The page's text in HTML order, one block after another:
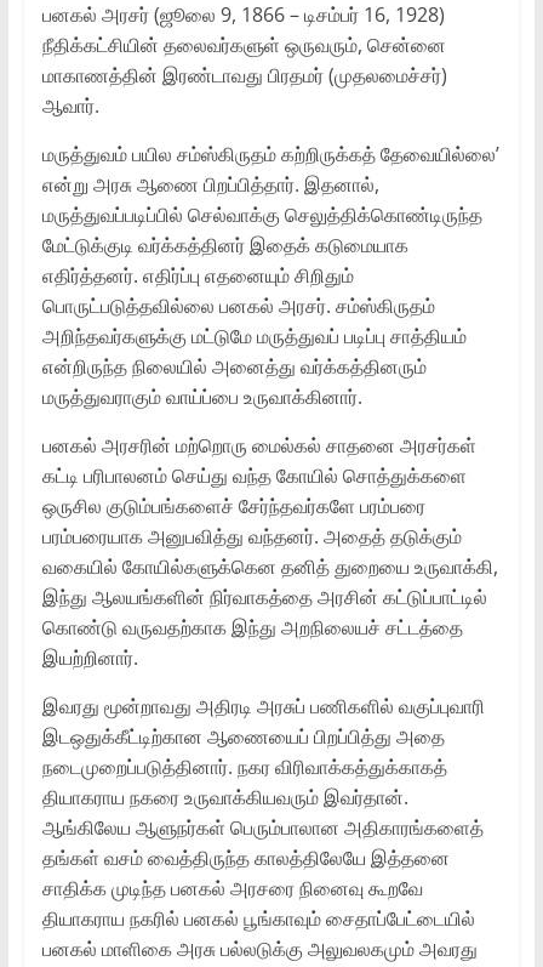
பனகல் அரசர் (ஜூலை 9, 1866 – டிசம்பர் 16, 1928)
நீதிக்கட்சியின் தலைவர்களுள் ஒருவரும், சென்னை
மாகாணத்தின் இரண்டாவது பிரதமர் (முதலமைச்சர்)
ஆவார்.
மருத்துவம் பயில சம்ஸ்கிருதம் கற்றிருக்கத் தேவையில்லை’
என்று அரசு ஆணை பிறப்பித்தார். இதனால்,
மருத்துவப்படிப்பில் செல்வாக்கு செலுத்திக்கொண்டிருந்த
மேட்டுக்குடி வர்க்கத்தினர் இதைக் கடுமையாக
எதிர்த்தனர். எதிர்ப்பு எதனையும் சிறிதும்
பொருட்படுத்தவில்லை பனகல் அரசர். சம்ஸ்கிருதம்
அறிந்தவர்களுக்கு மட்டுமே மருத்துவப் படிப்பு சாத்தியம்
என்றிருந்த நிலையில் அனைத்து வர்க்கத்தினரும்
மருத்துவராகும் வாய்ப்பை உருவாக்கினார்.
பனகல் அரசரின் மற்றொரு மைல்கல் சாதனை அரசர்கள்
கட்டி பரிபாலனம் செய்து வந்த கோயில் சொத்துக்களை
ஒருசில குடும்பங்களைச் சேர்ந்தவர்களே பரம்பரை
பரம்பரையாக அனுபவித்து வந்தனர். அதைத் தடுக்கும்
வகையில் கோயில்களுக்கென தனித் துறையை உருவாக்கி,
இந்து ஆலயங்களின் நிர்வாகத்தை அரசின் கட்டுப்பாட்டில்
கொண்டு வருவதற்காக இந்து அறநிலையச் சட்டத்தை
இயற்றினார்.
இவரது மூன்றாவது அதிரடி அரசுப் பணிகளில் வகுப்புவாரி
இடஒதுக்கீட்டிற்கான ஆணையைப் பிறப்பித்து அதை
நடைமுறைப்படுத்தினார். நகர விரிவாக்கத்துக்காகத்
தியாகராய நகரை உருவாக்கியவரும் இவர்தான்.
ஆங்கிலேய ஆளுநர்கள் பெரும்பாலான அதிகாரங்களைத்
தங்கள் வசம் வைத்திருந்த காலத்திலேயே இத்தனை
சாதிக்க முடிந்த பனகல் அரசரை நினைவு கூறவே
தியாகராய நகரில் பனகல் பூங்காவும் சைதாப்பேட்டையில்
பனகல் மாளிகை அரசு பல்லடுக்கு அலுவலகமும் அவரது